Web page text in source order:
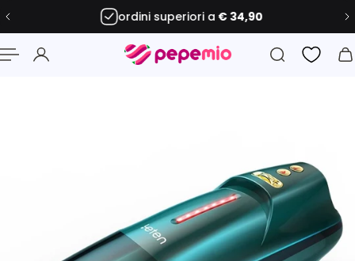
contenuto ordini superiori a€ 34,90